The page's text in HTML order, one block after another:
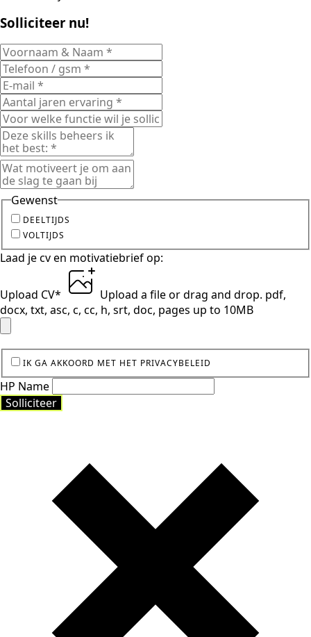
Solliciteer nu!
Gewenst
DEELTIJDS
VOLTIJDS
Laad je cv en motivatiebrief op:
Upload CV* Upload a fileor drag and drop. pdf,
docx, txt, asc, c, cc, h, srt, doc, pages up to 10MB
IK GA AKKOORD MET HET PRIVACYBELEID
HP Name
Solliciteer